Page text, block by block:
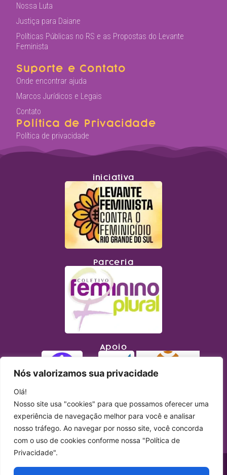
Nós valorizamos sua privacidade
Olá!
Nosso site usa "cookies" para que possamos oferecer uma
experiência de navegação melhor para você e analisar
nosso tráfego. Ao navegar por nosso site, você concorda
com o uso de cookies conforme nossa "Política de
Privacidade".
Nossa Luta
Justiça para Daiane
Políticas Públicas no RS e as Propostas do Levante
Feminista
Suporte e Contato
Onde encontrar ajuda
Marcos Jurídicos e Legais
Contato
Política de Privacidade
Política de privacidade
iniciativa
Parceria
Apoio